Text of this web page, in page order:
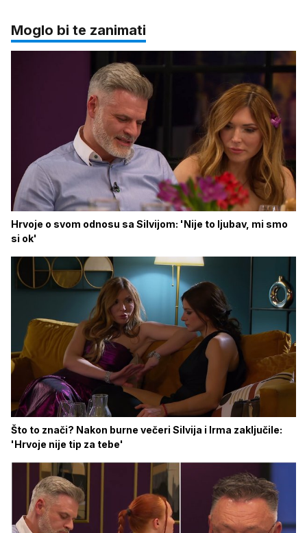
Moglo bi te zanimati
Hrvoje o svom odnosu sa Silvijom: 'Nije to ljubav, mi smo
si ok'
Što to znači? Nakon burne večeri Silvija i Irma zaključile:
'Hrvoje nije tip za tebe'